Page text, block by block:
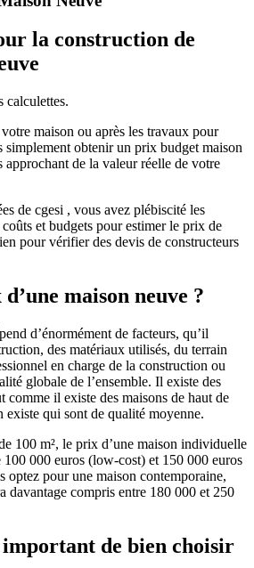
la construction de
calculettes.
maison ou après les travaux pour
simplement obtenir un prix budget maison
de la valeur réelle de votre
de cgesi , vous avez plébiscité les
et budgets pour estimer le prix de
pour vérifier des devis de constructeurs
maison neuve ?
d’énormément de facteurs, qu’il
des matériaux utilisés, du terrain
en charge de la construction ou
globale de l’ensemble. Il existe des
comme il existe des maisons de haut de
existe qui sont de qualité moyenne.
100 m², le prix d’une maison individuelle
100 000 euros (low-cost) et 150 000 euros
optez pour une maison contemporaine,
davantage compris entre 180 000 et 250
de bien choisir